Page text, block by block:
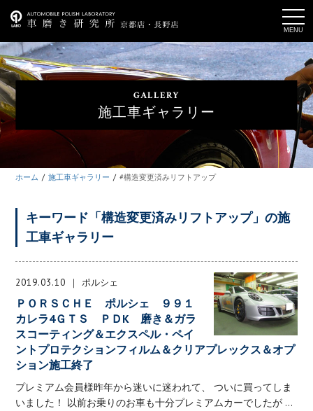
t
o
g
g
l
e
n
a
a
t
i
o
n
GALLERY
施工車ギャラリー
ホーム 施工車ギャラリー #構造変更済みリフトアップ
キーワード「構造変更済みリフトアップ」の施
工車ギャラリー
2019.03.10 ポルシェ
ＰＯＲＳＣＨＥ ポルシェ ９９１
カレラ4ＧＴＳ ＰＤK 磨き＆ガラ
スコーティング＆エクスペル・ペイ
ントプロテクションフィルム＆クリアプレックス＆オプ
ション施工終了
プレミアム会員様昨年から迷いに迷われて、 ついに買ってしま
いました！ 以前お乗りのお車も十分プレミアムカーでしたが ...